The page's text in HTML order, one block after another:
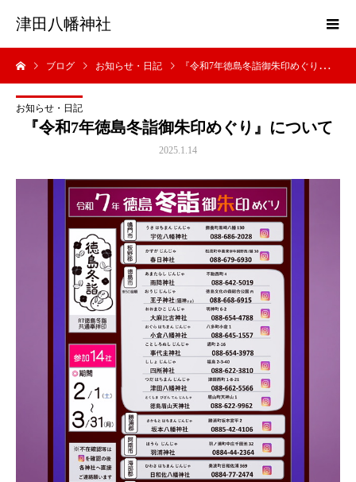
津田八幡神社
ブログ お知らせ・日記 『令和7年徳島冬詣御朱印めぐり』について
お知らせ・日記
『令和7年徳島冬詣御朱印めぐり』について
2025.1.14